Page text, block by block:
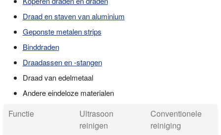
Draad en staven van aluminium
Geponste metalen strips
Binddraden
Draadassen en -stangen
Draad van edelmetaal
Andere eindeloze materialen
Functie
Ultrasoon
reinigen
Conventionele
reiniging